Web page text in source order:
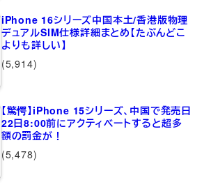
iPhone 16シリーズ中国本土/香港版物理
デュアルSIM仕様詳細まとめ【たぶんどこ
よりも詳しい】
(5,914)
【驚愕】iPhone 15シリーズ、中国で発売日
22日8:00前にアクティベートすると超多
額の罰金が！
(5,478)